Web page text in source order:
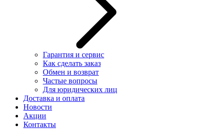
Гарантия и сервис
Как сделать заказ
Обмен и возврат
Частые вопросы
Для юридических лиц
Доставка и оплата
Новости
Акции
Контакты